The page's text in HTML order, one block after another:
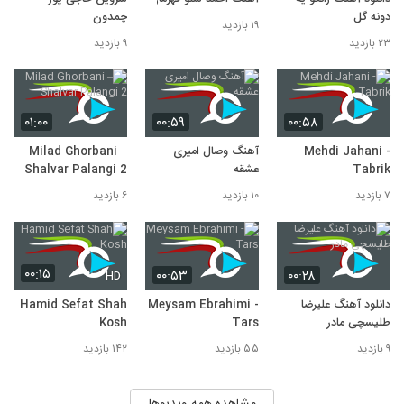
دونه گل
۲۳ بازدید
۱۹ بازدید
چمدون
۹ بازدید
۰۰:۵۸
Mehdi Jahani -
Tabrik
۷ بازدید
۰۰:۵۹
آهنگ وصال امیری
عشقه
۱۰ بازدید
۰۱:۰۰
Milad Ghorbani –
Shalvar Palangi 2
۶ بازدید
۰۰:۲۸
دانلود آهنگ علیرضا
طلیسچی مادر
۹ بازدید
۰۰:۵۳
Meysam Ebrahimi -
Tars
۵۵ بازدید
۰۰:۱۵ HD
Hamid Sefat Shah
Kosh
۱۴۲ بازدید